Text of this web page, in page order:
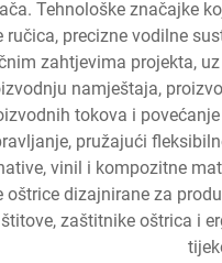
Tehnološke značajke
precizne vodilne
zahtjevima projekta,
namještaja,
tokova i
pružajući
vinil i kompozitne
dizajnirane za
zaštitnike oštrica i